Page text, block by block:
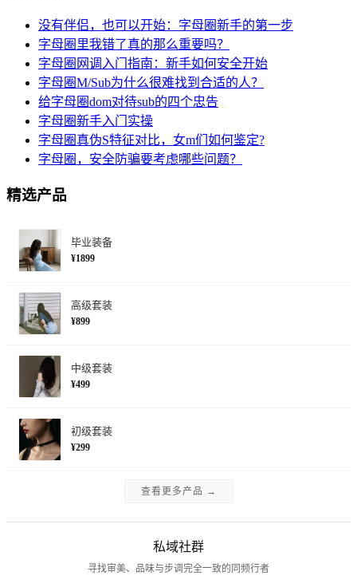
没有伴侣，也可以开始：字母圈新手的第一步
字母圈里我错了真的那么重要吗？
字母圈网调入门指南：新手如何安全开始
字母圈M/Sub为什么很难找到合适的人？
给字母圈dom对待sub的四个忠告
字母圈新手入门实操
字母圈真伪S特征对比，女m们如何鉴定?
字母圈，安全防骗要考虑哪些问题？
精选产品
毕业装备
¥1899
高级套装
¥899
中级套装
¥499
初级套装
¥299
查看更多产品 →
私域社群
寻找审美、品味与步调完全一致的同频行者